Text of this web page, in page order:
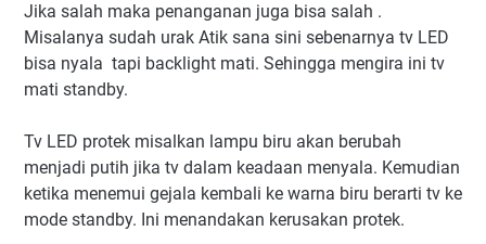
Jika salah maka penanganan juga bisa salah .
Misalanya sudah urak Atik sana sini sebenarnya tv LED
bisa nyala tapi backlight mati. Sehingga mengira ini tv
mati standby.
Tv LED protek misalkan lampu biru akan berubah
menjadi putih jika tv dalam keadaan menyala. Kemudian
ketika menemui gejala kembali ke warna biru berarti tv ke
mode standby. Ini menandakan kerusakan protek.